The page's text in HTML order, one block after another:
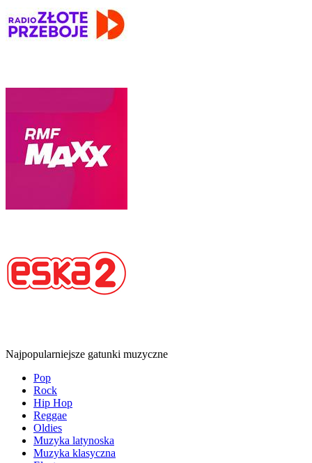
Najpopularniejsze gatunki muzyczne
Pop
Rock
Hip Hop
Reggae
Oldies
Muzyka latynoska
Muzyka klasyczna